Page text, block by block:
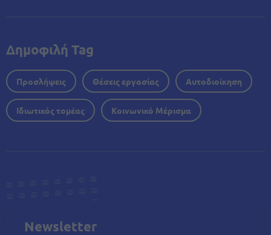
Δημοφιλή Tag
Προσλήψεις Θέσεις εργασίας Αυτοδιοίκηση
Ιδιωτικός τομέας Κοινωνικό Μέρισμα
Newsletter